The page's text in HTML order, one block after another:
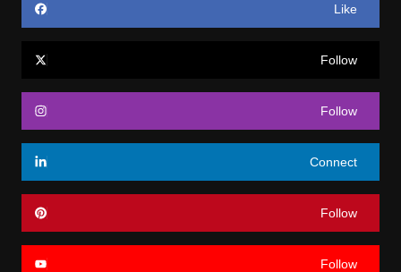
Like
Follow
Follow
Connect
Follow
Follow